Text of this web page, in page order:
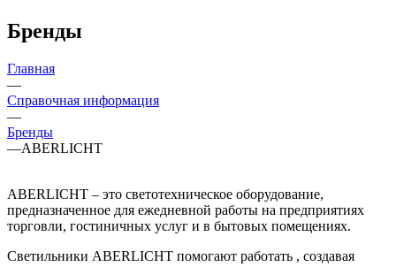
Бренды
Главная
—
Справочная информация
—
Бренды
—ABERLICHT
ABERLICHT – это светотехническое оборудование,
предназначенное для ежедневной работы на предприятиях
торговли, гостиничных услуг и в бытовых помещениях.
Светильники ABERLICHT помогают работать , создавая